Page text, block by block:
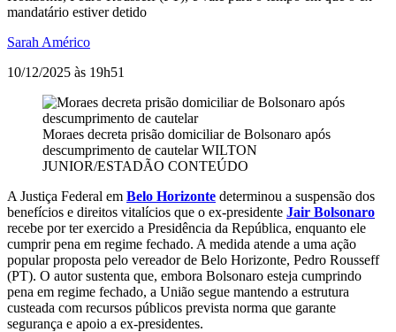
mandatário estiver detido
Sarah Américo
10/12/2025 às 19h51
Moraes decreta prisão domiciliar de Bolsonaro após
descumprimento de cautelar WILTON
JUNIOR/ESTADÃO CONTEÚDO
A Justiça Federal em Belo Horizonte determinou a suspensão dos
benefícios e direitos vitalícios que o ex-presidente Jair Bolsonaro
recebe por ter exercido a Presidência da República, enquanto ele
cumprir pena em regime fechado. A medida atende a uma ação
popular proposta pelo vereador de Belo Horizonte, Pedro Rousseff
(PT). O autor sustenta que, embora Bolsonaro esteja cumprindo
pena em regime fechado, a União segue mantendo a estrutura
custeada com recursos públicos prevista norma que garante
segurança e apoio a ex-presidentes.